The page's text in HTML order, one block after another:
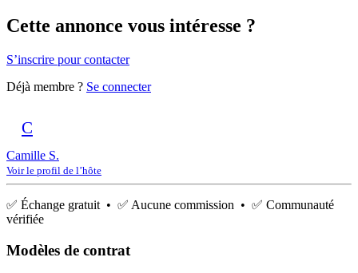
Cette annonce vous intéresse ?
S’inscrire pour contacter
Déjà membre ? Se connecter
C
Camille S.
Voir le profil de l’hôte
✅ Échange gratuit • ✅ Aucune commission • ✅ Communauté
vérifiée
Modèles de contrat